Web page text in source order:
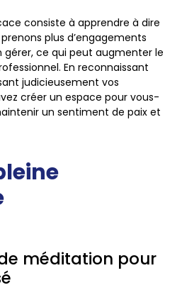
consiste à apprendre à dire
plus d’engagements
gérer, ce qui peut augmenter le
En reconnaissant
judicieusement vos
créer un espace pour vous-
un sentiment de paix et
méditation pour